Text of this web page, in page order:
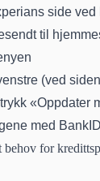
side ved
til
(ved
«Oppdater
med BankID
behov for